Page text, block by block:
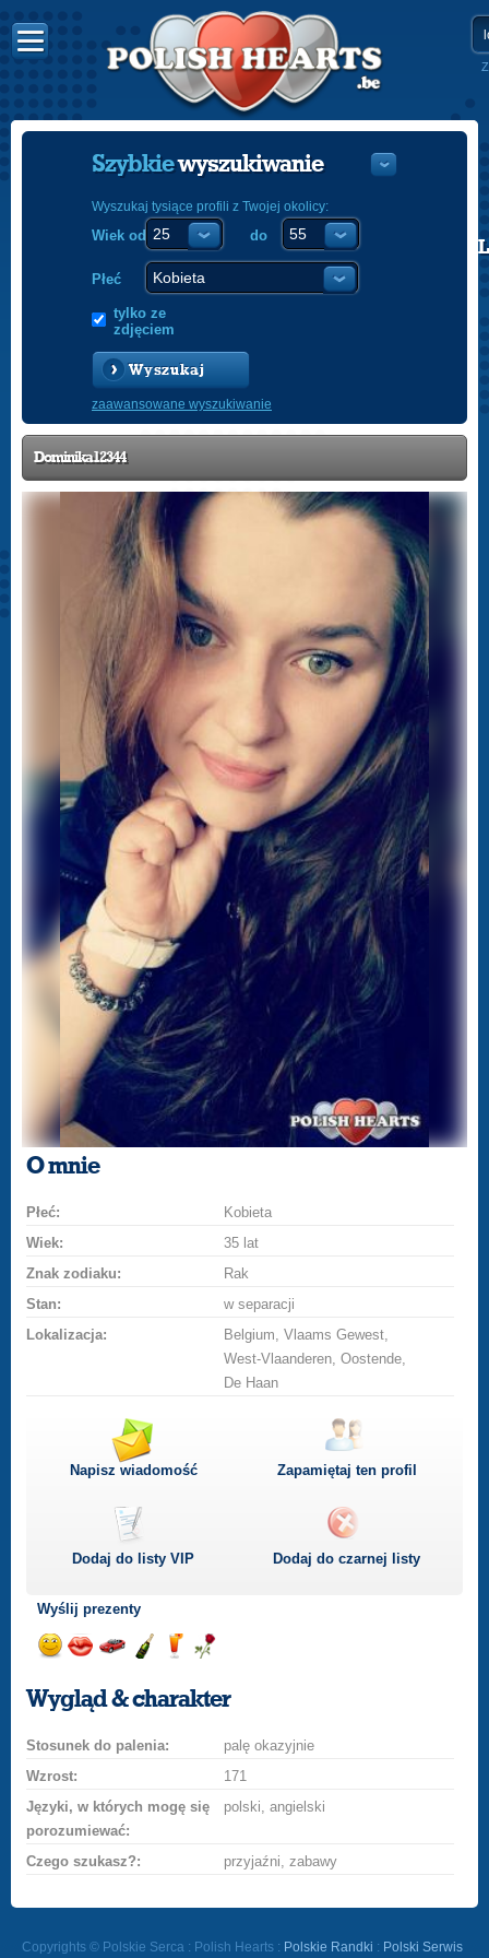
POLISH
Szybkiewyszukiwanie
Wyszukaj tysiące profili z Twojej okolicy:
Wiek od do
Płeć
tylko ze
zdjęciem
Wyszukaj
zaawansowane wyszukiwanie
Dominika12344
O mnie
Płeć:
Kobieta
Wiek:
35 lat
Znak zodiaku:
Rak
Stan:
w separacji
Lokalizacja:
Belgium, Vlaams Gewest,
West-Vlaanderen, Oostende,
De Haan
Napisz wiadomość Zapamiętaj ten profil
Dodaj do listyVIP Dodaj do czarnej listy
Wyślij prezenty
uśmiech
buziakasamochodem
szampana
drinka
różę
Wygląd & charakter
Stosunek do palenia:
palę okazyjnie
Wzrost:
171
Języki, w których mogę się
porozumiewać:
polski, angielski
Czego szukasz?: przyjaźni, zabawy
Copyrights © Polskie Serca : Polish Hearts : Polskie Randki : Polski Serwis